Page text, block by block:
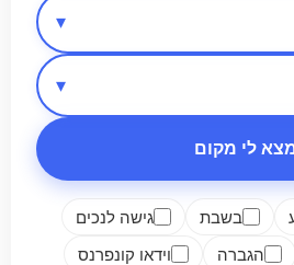
אזור בארץ
סיווג מקום
מספר אנשים
לי מקום
בשבת
גישה לנכים
הגברה
וידאו קונפרנס